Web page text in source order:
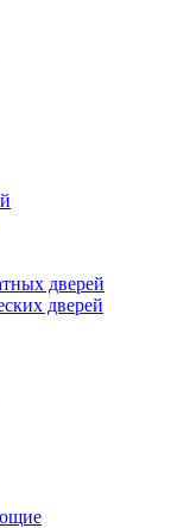
дверей
дверей